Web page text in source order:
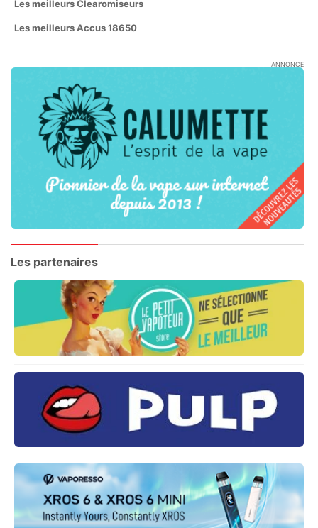
Les meilleurs Clearomiseurs
Les meilleurs Accus 18650
ANNONCE
Les partenaires